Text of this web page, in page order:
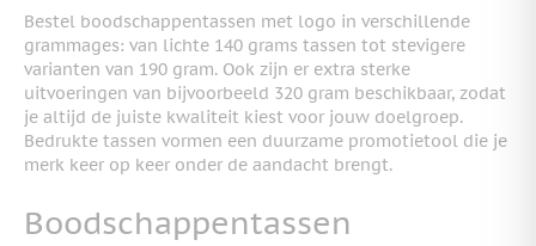
Bestel boodschappentassen met logo in verschillende
grammages: van lichte 140 grams tassen tot stevigere
varianten van 190 gram. Ook zijn er extra sterke
uitvoeringen van bijvoorbeeld 320 gram beschikbaar, zodat
je altijd de juiste kwaliteit kiest voor jouw doelgroep.
Bedrukte tassen vormen een duurzame promotietool die je
merk keer op keer onder de aandacht brengt.
Boodschappentassen